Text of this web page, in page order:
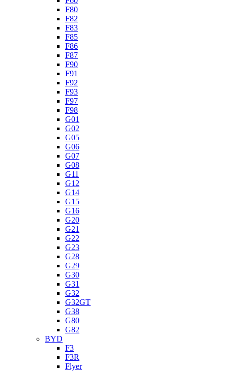
F80
F82
F83
F85
F86
F87
F90
F91
F92
F93
F97
F98
G01
G02
G05
G06
G07
G08
G11
G12
G14
G15
G16
G20
G21
G22
G23
G28
G29
G30
G31
G32
G32GT
G38
G80
G82
BYD
F3
F3R
Flyer